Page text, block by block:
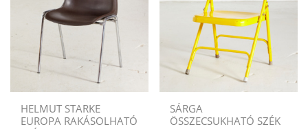
HELMUT STARKE
EUROPA RAKÁSOLHATÓ
SÁRGA
ÖSSZECSUKHATÓ SZÉK